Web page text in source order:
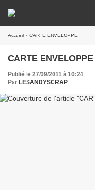
Accueil » CARTE ENVELOPPE
CARTE ENVELOPPE
Publié le 27/09/2011 à 10:24
Par LESANDYSCRAP